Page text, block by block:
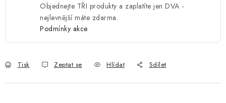
Objednejte TŘI produkty a zaplatíte jen DVA -
nejlevnější máte zdarma.
Podmínky akce
Tisk Zeptat se Hlídat Sdílet